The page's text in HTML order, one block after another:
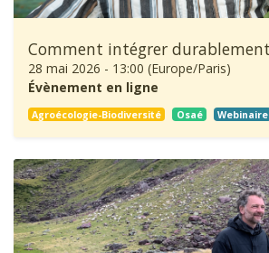
28 mai 2026 - 13:00 (Europe/Paris)
Évènement en ligne
Agroécologie-Biodiversité Osaé Webinaire